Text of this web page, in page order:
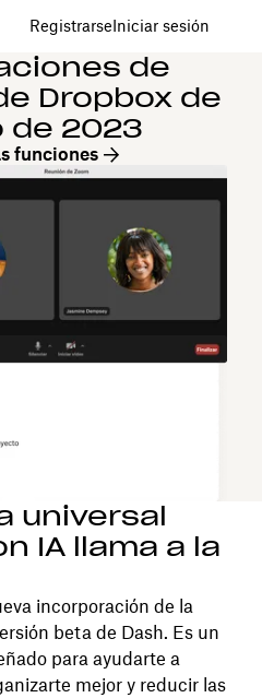
RegistrarseIniciar sesión
de
Dropbox de
de 2023
funciones
universal
IA llama a la
incorporación de la
beta de Dash. Es un
para ayudarte a
mejor y reducir las